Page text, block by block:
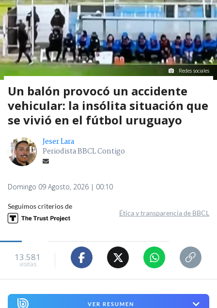
Redes sociales
Un balón provocó un accidente
vehicular: la insólita situación que
se vivió en el fútbol uruguayo
Jeser Lara
Periodista BBCL Contigo
Domingo 09 Agosto, 2026 | 00:10
Seguimos criterios de
Ética y transparencia de BBCL
13.581
visitas
VER RESUMEN